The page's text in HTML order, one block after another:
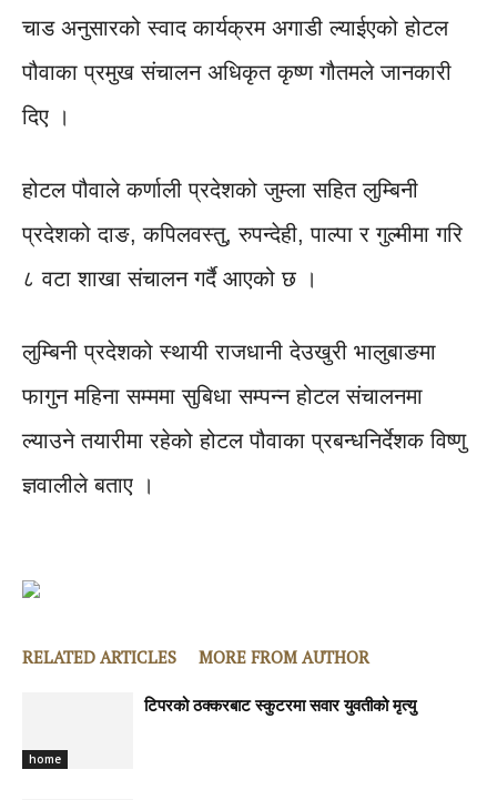
चाड अनुसारको स्वाद कार्यक्रम अगाडी ल्याईएको होटल
पौवाका प्रमुख संचालन अधिकृत कृष्ण गौतमले जानकारी
दिए ।
होटल पौवाले कर्णाली प्रदेशको जुम्ला सहित लुम्बिनी
प्रदेशको दाङ, कपिलवस्तु, रुपन्देही, पाल्पा र गुल्मीमा गरि
८ वटा शाखा संचालन गर्दै आएको छ ।
लुम्बिनी प्रदेशको स्थायी राजधानी देउखुरी भालुबाङमा
फागुन महिना सम्ममा सुबिधा सम्पन्न होटल संचालनमा
ल्याउने तयारीमा रहेको होटल पौवाका प्रबन्धनिर्देशक विष्णु
ज्ञवालीले बताए ।
RELATED ARTICLES MORE FROM AUTHOR
home
टिपरको ठक्करबाट स्कुटरमा सवार युवतीको मृत्यु